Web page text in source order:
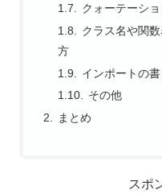
クォーテーショ
クラス名や関
方
インポートの
その他
まとめ
スポ